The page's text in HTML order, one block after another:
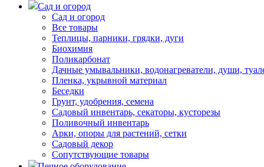
Сад и огород
Сад и огород
Все товары
Теплицы, парники, грядки, дуги
Биохимия
Поликарбонат
Дачные умывальники, водонагреватели, души,
Пленка, укрывной материал
Беседки
Грунт, удобрения, семена
Садовый инвентарь, секаторы, кусторезы
Поливочный инвентарь
Арки, опоры для растений, сетки
Садовый декор
Сопутствующие товары